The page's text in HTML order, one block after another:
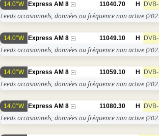
14.0°W Express AM 8 11040.70 H
Feeds occasionnels, données ou fréquence non active
14.0°W Express AM 8 11049.10 H
Feeds occasionnels, données ou fréquence non active
14.0°W Express AM 8 11059.10 H
Feeds occasionnels, données ou fréquence non active
14.0°W Express AM 8 11080.30 H
Feeds occasionnels, données ou fréquence non active